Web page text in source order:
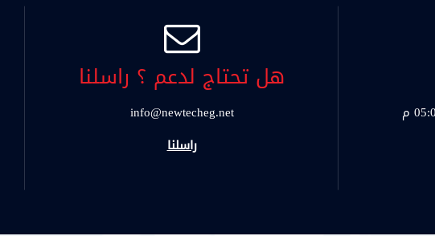
هل تحتاج لدعم ؟ راسلنا
info@newtecheg.net
راسلنا